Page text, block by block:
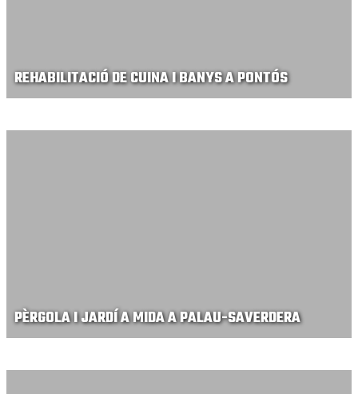
REHABILITACIÓ DE CUINA I BANYS A PONTÓS
PÈRGOLA I JARDÍ A MIDA A PALAU-SAVERDERA